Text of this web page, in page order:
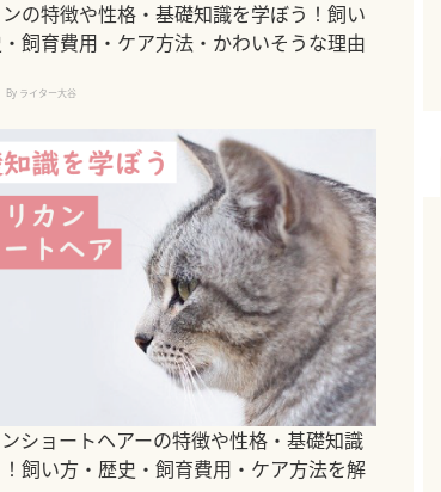
の特徴や性格・基礎知識を学ぼう！飼い
飼育費用・ケア方法・かわいそうな理由
By ライター大谷
ショートヘアーの特徴や性格・基礎知識
飼い方・歴史・飼育費用・ケア方法を解